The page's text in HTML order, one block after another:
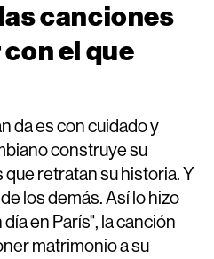
canciones
el que
da es con cuidado y
construye su
retratan su historia. Y
los demás. Así lo hizo
en París", la canción
matrimonio a su